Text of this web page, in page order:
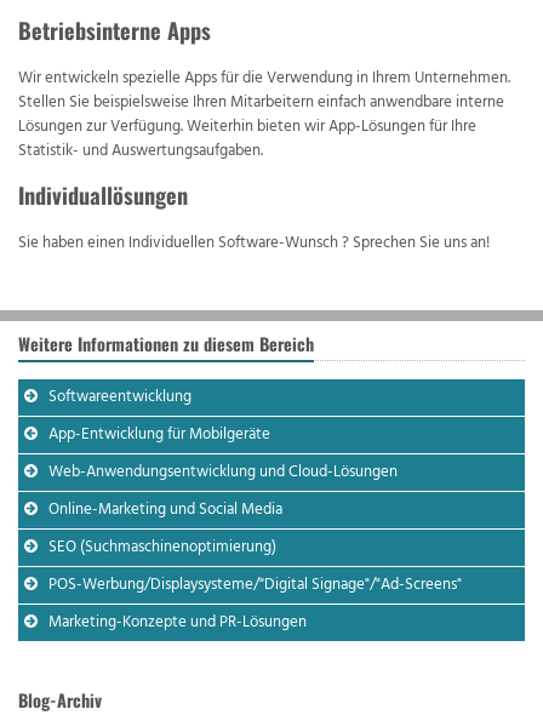
Betriebsinterne Apps
Wir entwickeln spezielle Apps für die Verwendung in Ihrem Unternehmen.
Stellen Sie beispielsweise Ihren Mitarbeitern einfach anwendbare interne
Lösungen zur Verfügung. Weiterhin bieten wir App-Lösungen für Ihre
Statistik- und Auswertungsaufgaben.
Individuallösungen
Sie haben einen Individuellen Software-Wunsch ? Sprechen Sie uns an!
Weitere Informationen zu diesem Bereich
Softwareentwicklung
App-Entwicklung für Mobilgeräte
Web-Anwendungsentwicklung und Cloud-Lösungen
Online-Marketing und Social Media
SEO (Suchmaschinenoptimierung)
POS-Werbung/Displaysysteme/"Digital Signage"/"Ad-Screens"
Marketing-Konzepte und PR-Lösungen
Blog-Archiv